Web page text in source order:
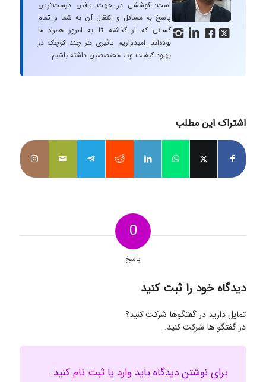
   
است؛ کوششی در جهت یافتن درست‌ترین
پاسخ به مسائل و انتقال آن به شما و تمام
کسانی که از گذشته تا به امروز همراه ما
بوده‌اند. امیدواریم تاثیری هر چند کوچک در
بهبود کیفیت وب محتصصین داشته باشیم.
اشتراک این مطلب
0
پاسخ
دیدگاه خود را ثبت کنید
تمایل دارید در گفتگوها شرکت کنید؟
در گفتگو ها شرکت کنید.
برای نوشتن دیدگاه باید وارد یا ثبت نامکنید.